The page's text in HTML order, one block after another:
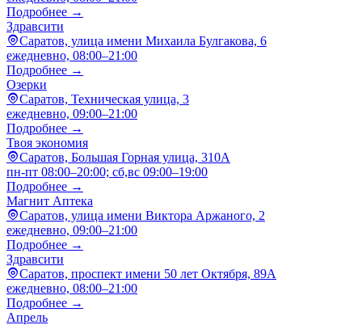
Подробнее →
Здравсити
Саратов, улица имени Михаила Булгакова, 6
ежедневно, 08:00–21:00
Подробнее →
Озерки
Саратов, Техническая улица, 3
ежедневно, 09:00–21:00
Подробнее →
Твоя экономия
Саратов, Большая Горная улица, 310А
пн-пт 08:00–20:00; сб,вс 09:00–19:00
Подробнее →
Магнит Аптека
Саратов, улица имени Виктора Аржаного, 2
ежедневно, 09:00–21:00
Подробнее →
Здравсити
Саратов, проспект имени 50 лет Октября, 89А
ежедневно, 08:00–21:00
Подробнее →
Апрель